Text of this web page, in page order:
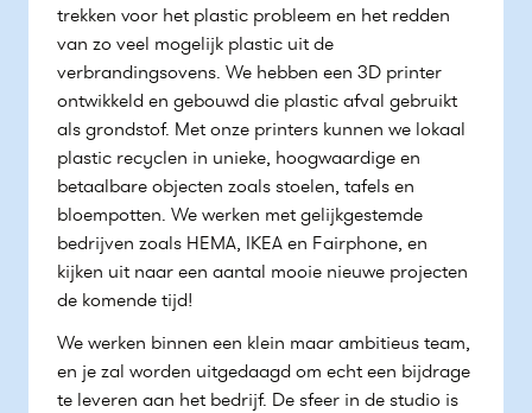
trekken voor het plastic probleem en het redden
van zo veel mogelijk plastic uit de
verbrandingsovens. We hebben een 3D printer
ontwikkeld en gebouwd die plastic afval gebruikt
als grondstof. Met onze printers kunnen we lokaal
plastic recyclen in unieke, hoogwaardige en
betaalbare objecten zoals stoelen, tafels en
bloempotten. We werken met gelijkgestemde
bedrijven zoals HEMA, IKEA en Fairphone, en
kijken uit naar een aantal mooie nieuwe projecten
de komende tijd!
We werken binnen een klein maar ambitieus team,
en je zal worden uitgedaagd om echt een bijdrage
te leveren aan het bedrijf. De sfeer in de studio is